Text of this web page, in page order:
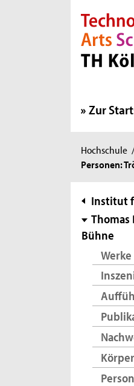
Direkt zur
Direkt zur
Direkt zum
Direkt zum
Zur
Sie
sind
Hochschule
Personen:
Institut
Bühne
Werke